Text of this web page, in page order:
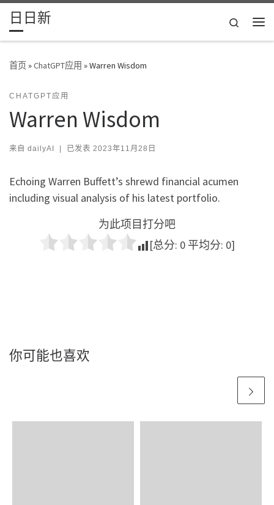
Skip to content
日日新
Search
首页»ChatGPT应用 »Warren Wisdom
CHATGPT应用
Warren Wisdom
来自 dailyAI | 已发表 2023年11月28日
Echoing Warren Buffett’s shrewd financial acumen
including visual analysis of his latest portfolio.
为此项目打分吧
[总分: 0 平均分: 0]
你可能也喜欢